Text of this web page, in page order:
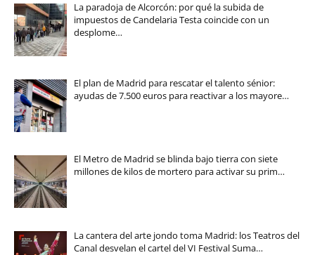
La paradoja de Alcorcón: por qué la subida de
impuestos de Candelaria Testa coincide con un
desplome…
El plan de Madrid para rescatar el talento sénior:
ayudas de 7.500 euros para reactivar a los mayore…
El Metro de Madrid se blinda bajo tierra con siete
millones de kilos de mortero para activar su prim…
La cantera del arte jondo toma Madrid: los Teatros del
Canal desvelan el cartel del VI Festival Suma…